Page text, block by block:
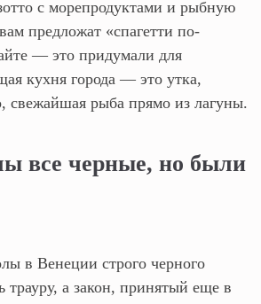
с морепродуктами и рыбную
предложат «спагетти по-
— это придумали для
кухня города — это утка,
свежайшая рыба прямо из лагуны.
все черные, но были
в Венеции строго черного
трауру, а закон, принятый еще в